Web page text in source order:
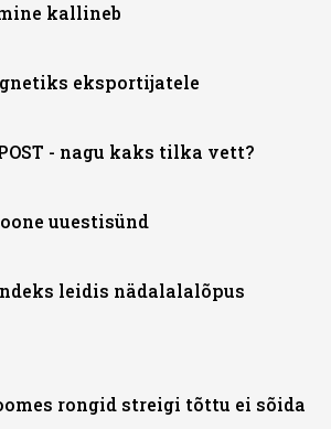
kallineb
eksportijatele
- nagu kaks tilka vett?
uuestisünd
leidis nädalalalõpus
rongid streigi tõttu ei sõida